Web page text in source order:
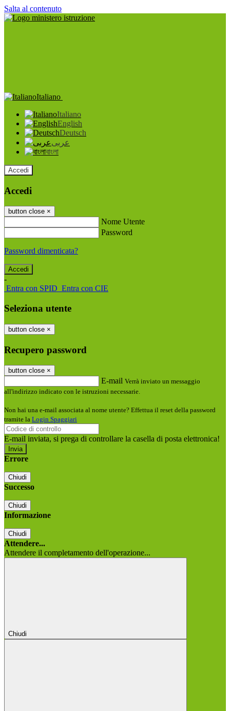
Salta al contenuto
Italiano
Italiano
English
Deutsch
عربى
বাংলা
Accedi
Accedi
button close ×
Nome Utente
Password
Password dimenticata?
-
Entra con SPID Entra con CIE
Seleziona utente
button close ×
Recupero password
button close ×
E-mail Verrà inviato un messaggio
all'indirizzo indicato con le istruzioni necessarie.
Non hai una e-mail associata al nome utente? Effettua il reset della password
tramite la Login Spaggiari
E-mail inviata, si prega di controllare la casella di posta elettronica!
Errore
Chiudi
Successo
Chiudi
Informazione
Chiudi
Attendere...
Attendere il completamento dell'operazione...
Chiudi